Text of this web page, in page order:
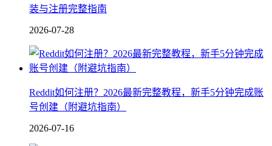
装与注册完整指南
2026-07-28
Reddit如何注册？2026最新完整教程，新手5分钟完成账
号创建（附避坑指南）
2026-07-16